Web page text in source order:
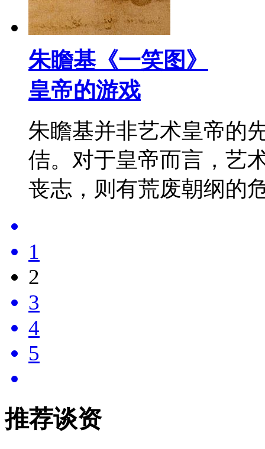
朱瞻基《一笑图》
皇帝的游戏
朱瞻基并非艺术皇帝的
佶。对于皇帝而言，艺
丧志，则有荒废朝纲
1
2
3
4
5
推荐谈资